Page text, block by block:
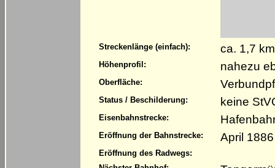
Streckenlänge (einfach): ca. 1,7 km
Höhenprofil: nahezu
Oberfläche:
Status / Beschilderung: keine
Eisenbahnstrecke:
Eröffnung der Bahnstrecke: April 1886
Eröffnung des Radwegs: